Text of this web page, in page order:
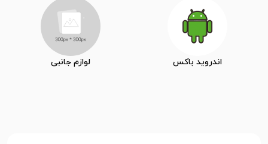
اندروید باکس لوازم جانبی